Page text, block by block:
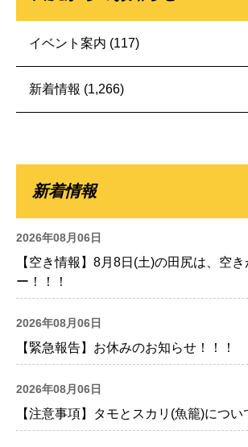
イベント案内 (117)
新着情報 (1,266)
新着情報
2026年08月06日
【空き情報】8月8日(土)の田尻は、空
ー！！！
2026年08月06日
【緊急報告】お休みのお知らせ！！！
2026年08月06日
【注意事項】タモとスカリ(魚籠)につい